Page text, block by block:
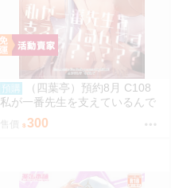
預購
（四葉亭）預約8月 C108
私が一番先生を支えているんで
すけど みどり
售價 300